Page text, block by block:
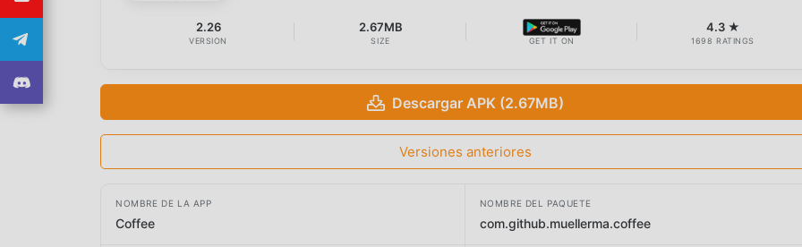
2.26
VERSION
2.67MB
SIZE GET IT ON
4.3 ★
1698 RATINGS
Descargar APK (2.67MB)
Versiones anteriores
NOMBRE DE LA APP
Coffee
NOMBRE DEL PAQUETE
com.github.muellerma.coffee